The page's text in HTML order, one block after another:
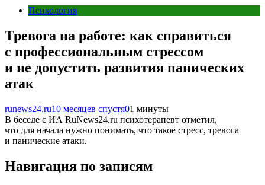
Психология
Тревога на работе: как справиться
с профессиональным стрессом
и не допустить развития панических
атак
runews24.ru10 месяцев спустя01 минуты
В беседе с ИА RuNews24.ru психотерапевт отметил,
что для начала нужно понимать, что такое стресс, тревога
и панические атаки.
Навигация по записям